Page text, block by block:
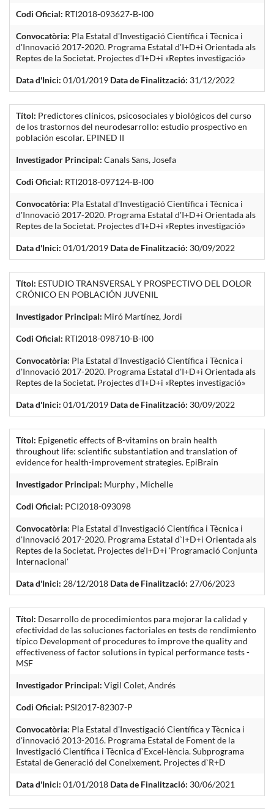
Codi Oficial: RTI2018-093627-B-I00
Convocatòria: Pla Estatal d'Investigació Científica i Tècnica i
d'Innovació 2017-2020. Programa Estatal d'I+D+i Orientada als
Reptes de la Societat. Projectes d'I+D+i «Reptes investigació»
Data d'Inici: 01/01/2019 Data de Finalització: 31/12/2022
Títol: Predictores clínicos, psicosociales y biológicos del curso
de los trastornos del neurodesarrollo: estudio prospectivo en
población escolar. EPINED II
Investigador Principal: Canals Sans, Josefa
Codi Oficial: RTI2018-097124-B-I00
Convocatòria: Pla Estatal d'Investigació Científica i Tècnica i
d'Innovació 2017-2020. Programa Estatal d'I+D+i Orientada als
Reptes de la Societat. Projectes d'I+D+i «Reptes investigació»
Data d'Inici: 01/01/2019 Data de Finalització: 30/09/2022
Títol: ESTUDIO TRANSVERSAL Y PROSPECTIVO DEL DOLOR
CRÓNICO EN POBLACIÓN JUVENIL
Investigador Principal: Miró Martínez, Jordi
Codi Oficial: RTI2018-098710-B-I00
Convocatòria: Pla Estatal d'Investigació Científica i Tècnica i
d'Innovació 2017-2020. Programa Estatal d'I+D+i Orientada als
Reptes de la Societat. Projectes d'I+D+i «Reptes investigació»
Data d'Inici: 01/01/2019 Data de Finalització: 30/09/2022
Títol: Epigenetic effects of B-vitamins on brain health
throughout life: scientific substantiation and translation of
evidence for health-improvement strategies. EpiBrain
Investigador Principal: Murphy , Michelle
Codi Oficial: PCI2018-093098
Convocatòria: Pla Estatal d'Investigació Científica i Tècnica i
d'Innovació 2017-2020. Programa Estatal d`I+D+i Orientada als
Reptes de la Societat. Projectes de'I+D+i 'Programació Conjunta
Internacional'
Data d'Inici: 28/12/2018 Data de Finalització: 27/06/2023
Títol: Desarrollo de procedimientos para mejorar la calidad y
efectividad de las soluciones factoriales en tests de rendimiento
típico Development of procedures to improve the quality and
effectiveness of factor solutions in typical performance tests -
MSF
Investigador Principal: Vigil Colet, Andrés
Codi Oficial: PSI2017-82307-P
Convocatòria: Pla Estatal d'Investigació Científica y Tècnica i
d'innovació 2013-2016. Programa Estatal de Foment de la
Investigació Científica i Tècnica d`Excel·lència. Subprograma
Estatal de Generació del Coneixement. Projectes d`R+D
Data d'Inici: 01/01/2018 Data de Finalització: 30/06/2021